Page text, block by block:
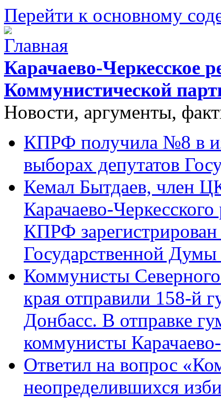
Перейти к основному
Карачаево-Черкесское
Коммунистической
Новости, аргументы,
КПРФ получила №8 в
выборах депутатов
Кемал Бытдаев, член
Карачаево-
КПРФ
Государственной
Коммунисты Северного
края отправили 158-й
Донбасс. В отправке
коммунисты
Ответил на вопрос
неопределившихся